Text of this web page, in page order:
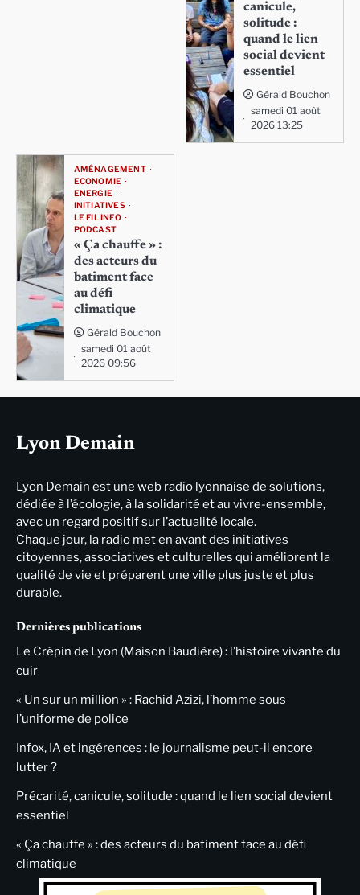
canicule,
solitude :
quand le lien
social devient
essentiel
Gérald Bouchon
samedi 01 août
2026 13:25
AMÉNAGEMENT
ECONOMIE
ENERGIE
INITIATIVES
LE FIL INFO
PODCAST
« Ça chauffe » :
des acteurs du
batiment face
au défi
climatique
Gérald Bouchon
samedi 01 août
2026 09:56
Lyon Demain
Lyon Demain est une web radio lyonnaise de solutions,
dédiée à l’écologie, à la solidarité et au vivre-ensemble,
avec un regard positif sur l’actualité locale.
Chaque jour, la radio met en avant des initiatives
citoyennes, associatives et culturelles qui améliorent la
qualité de vie et préparent une ville plus juste et plus
durable.
Dernières publications
Le Crépin de Lyon (Maison Baudière) : l’histoire vivante du
cuir
« Un sur un million » : Rachid Azizi, l’homme sous
l’uniforme de police
Infox, IA et ingérences : le journalisme peut-il encore
lutter ?
Précarité, canicule, solitude : quand le lien social devient
essentiel
« Ça chauffe » : des acteurs du batiment face au défi
climatique